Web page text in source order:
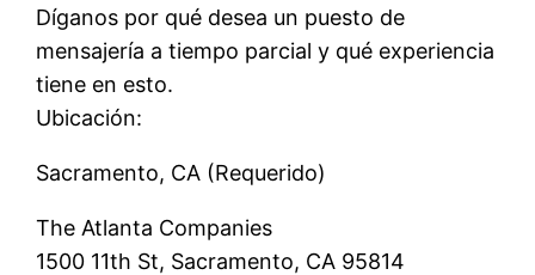
Díganos por qué desea un puesto de
mensajería a tiempo parcial y qué experiencia
tiene en esto.
Ubicación:
Sacramento, CA (Requerido)
The Atlanta Companies
1500 11th St, Sacramento, CA 95814